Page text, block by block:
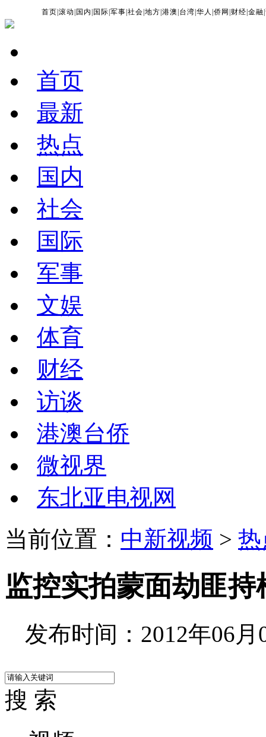
首页 |滚动 国内 国际 |军事 |社会 |地方 |港澳 台湾 |华人 |侨网 财经 |金融 |
首页
最新
热点
国内
社会
国际
军事
文娱
体育
财经
访谈
港澳台侨
微视界
东北亚电视网
当前位置： 中新视频 >
监控实拍蒙面劫匪
发布时间：2012年06月
搜 索